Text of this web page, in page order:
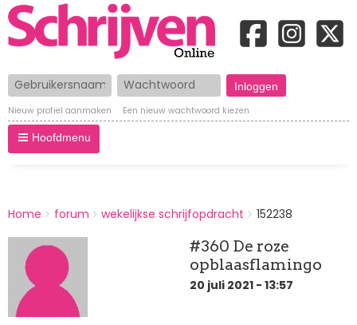
Gebruikersnaam Wachtwoord
Nieuw profiel aanmaken Een nieuw wachtwoord kiezen
Hoofdmenu
BREADCRUMBS
You
here:
Home forum wekelijkse schrijfopdracht 152238
#360 De roze
opblaasflamingo
20 juli 2021 - 13:57